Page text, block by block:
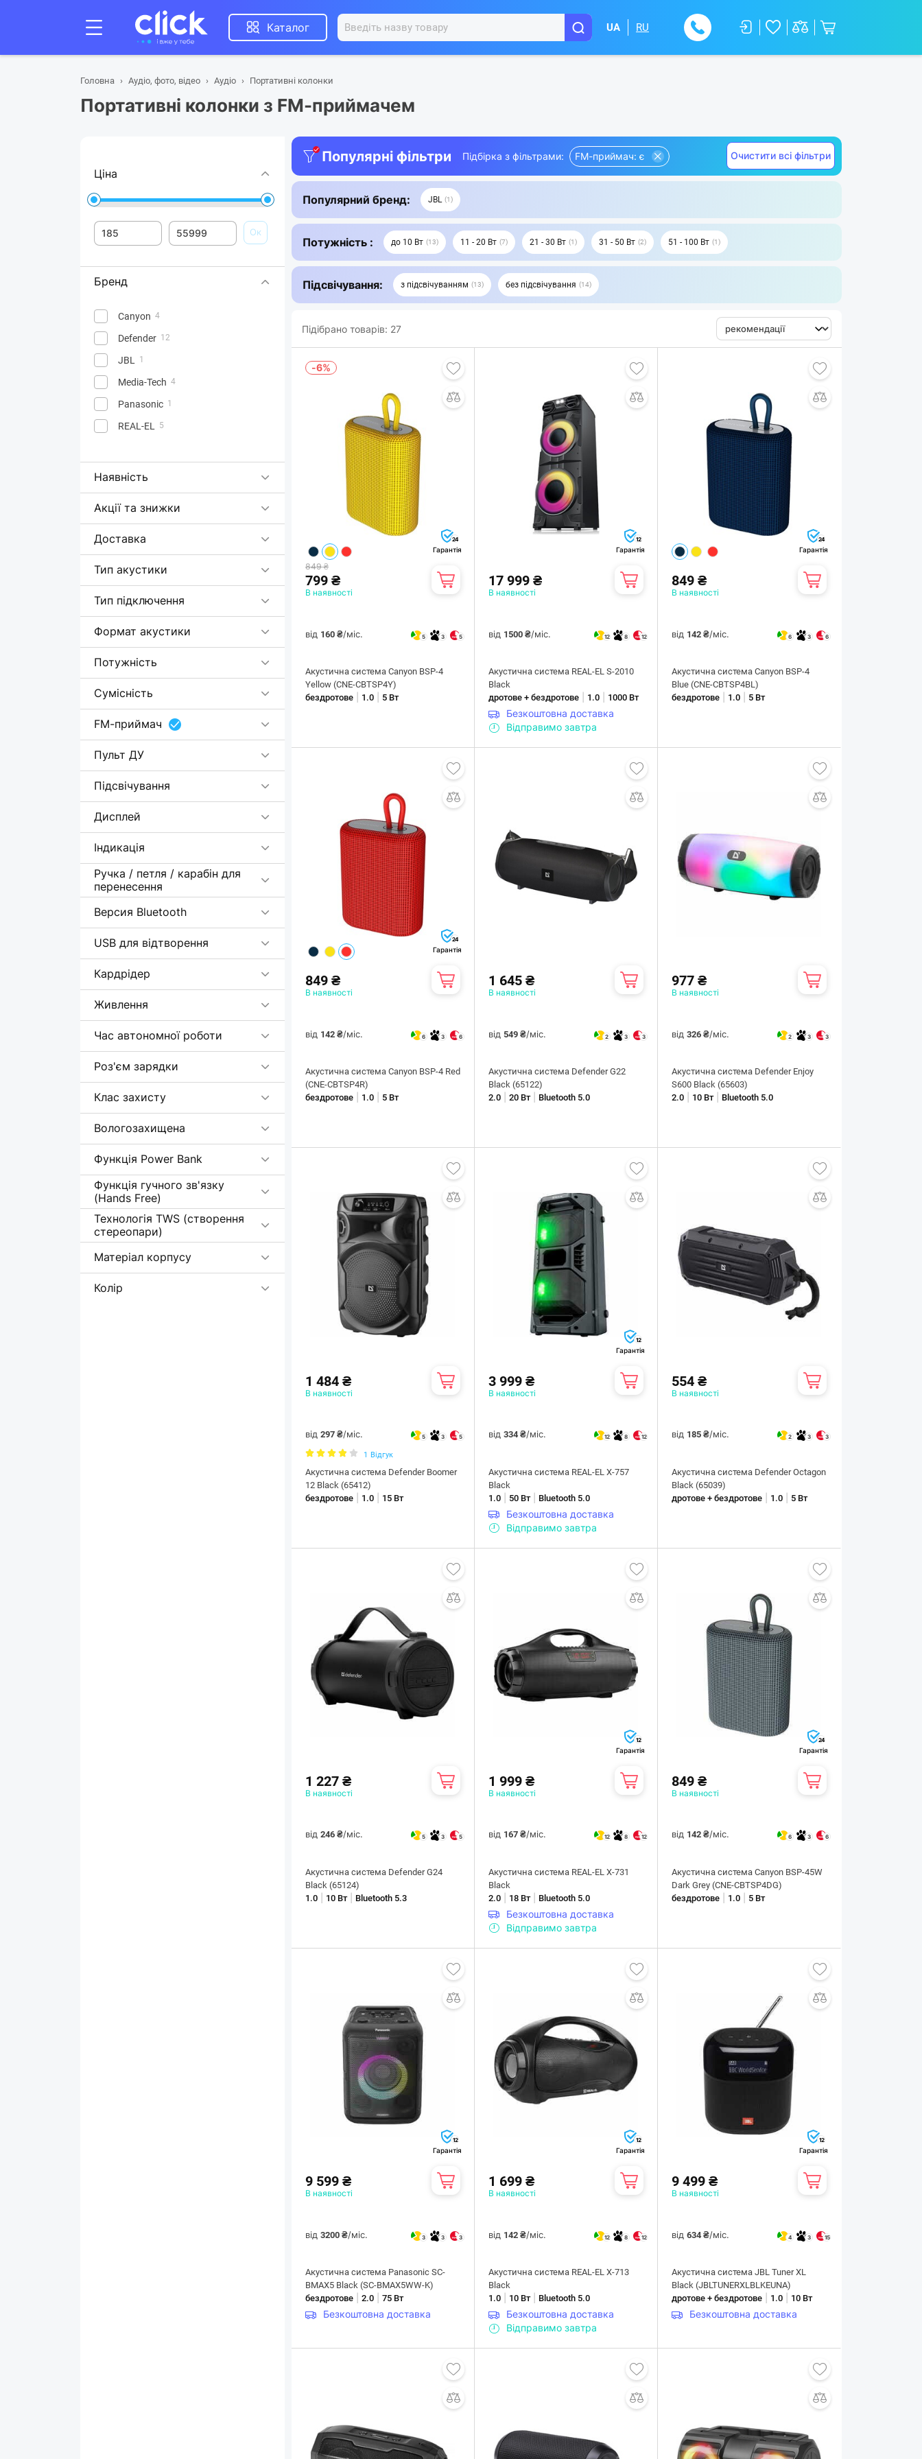
Каталог UA RU
Головна Аудіо, фото, відео Аудіо Портативні колонки
Портативні колонки з FM-приймачем
Ціна
Ок
Бренд
Canyon 4
Defender 12
JBL 1
Media-Tech 4
Panasonic 1
REAL-EL 5
Наявність
Акції та знижки
Доставка
Тип акустики
Тип підключення
Формат акустики
Потужність
Сумісність
FM-приймач
Пульт ДУ
Підсвічування
Дисплей
Індикація
Ручка / петля / карабін для
перенесення
Версия Bluetooth
USB для відтворення
Кардрідер
Живлення
Час автономної роботи
Роз'єм зарядки
Клас захисту
Вологозахищена
Функція Power Bank
Функція гучного зв'язку
(Hands Free)
Технологія TWS (створення
стереопари)
Матеріал корпусу
Колір
Популярні фільтри Підбірка з фільтрами: FM-приймач: є Очистити всі фільтри
Популярний бренд: JBL 1
Потужність : до 10 Вт 13 11 - 20 Вт 7 21 - 30 Вт 1 31 - 50 Вт 2 51 - 100 Вт 1
Підсвічування: з підсвічуванням 13 без підсвічування 14
Підібрано товарів: 27
-6%
24
Гарантія
849 ₴
799 ₴
В наявності
від 160 ₴/міс. 5 3 5
Акустична система Canyon BSP-4
Yellow (CNE-CBTSP4Y)
бездротове
1.0 5 Вт
12
Гарантія
17 999 ₴
В наявності
від 1500 ₴/міс. 12 8 12
Акустична система REAL-EL S-2010
Black
дротове + бездротове
1.0 1000 Вт
Безкоштовна доставка
Відправимо завтра
24
Гарантія
849 ₴
В наявності
від 142 ₴/міс. 6 3 6
Акустична система Canyon BSP-4
Blue (CNE-CBTSP4BL)
бездротове
1.0 5 Вт
24
Гарантія
849 ₴
В наявності
від 142 ₴/міс. 6 3 6
Акустична система Canyon BSP-4 Red
(CNE-CBTSP4R)
бездротове
1.0 5 Вт
1 645 ₴
В наявності
від549 ₴/міс. 2 3 3
Акустична система Defender G22
Black (65122)
2.0 |20 Вт| Bluetooth 5.0
977 ₴
В наявності
від326 ₴/міс. 2 3 3
Акустична система Defender Enjoy
S600 Black (65603)
2.0
10 Вт| Bluetooth 5.0
1 484 ₴
В наявності
від 297 ₴/міс. 5 3 5
1 Відгук
Акустична система Defender Boomer
12 Black (65412)
бездротове
1.0 15 Вт
12
Гарантія
3 999 ₴
В наявності
від334 ₴/міс. 12 8 12
Акустична система REAL-EL X-757
Black
1.0
50 Вт| Bluetooth 5.0
Безкоштовна доставка
Відправимо завтра
554 ₴
В наявності
від 185 ₴/міс. 2 3 3
Акустична система Defender Octagon
Black (65039)
дротове + бездротове
1.0 5 Вт
1 227 ₴
В наявності
від 246 ₴/міс. 5 3 5
Акустична система Defender G24
Black (65124)
1.0
10 Вт| Bluetooth 5.3
12
Гарантія
1 999 ₴
В наявності
від 167 ₴/міс. 12 8 12
Акустична система REAL-EL X-731
Black
2.0
18 Вт| Bluetooth 5.0
Безкоштовна доставка
Відправимо завтра
24
Гарантія
849 ₴
В наявності
від 142 ₴/міс. 6 3 6
Акустична система Canyon BSP-45W
Dark Grey (CNE-CBTSP4DG)
бездротове
1.0 5 Вт
12
Гарантія
9 599 ₴
В наявності
від 3200 ₴/міс. 3 3 3
Акустична система Panasonic SC-
BMAX5 Black (SC-BMAX5WW-K)
бездротове
2.0 75 Вт
Безкоштовна доставка
12
Гарантія
1 699 ₴
В наявності
від 142 ₴/міс. 12 8 12
Акустична система REAL-EL X-713
Black
1.0
10 Вт| Bluetooth 5.0
Безкоштовна доставка
Відправимо завтра
12
Гарантія
9 499 ₴
В наявності
від634 ₴/міс. 4 3 15
Акустична система JBL Tuner XL
Black (JBLTUNERXLBLKEUNA)
дротове + бездротове
1.0 10 Вт
Безкоштовна доставка